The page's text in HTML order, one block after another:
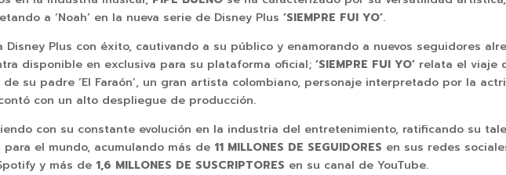
a ‘Noah’ en la nueva serie de Disney Plus‘SIEMPRE FUI YO’.
Plus con éxito, cautivando a su público y enamorando a nuevos seguidores
disponible en exclusiva para su plataforma oficial;‘SIEMPRE FUI YO’ relata el viaje
su padre ‘El Faraón’, un gran artista colombiano, personaje interpretado por la
con un alto despliegue de producción.
con su constante evolución en la industria del entretenimiento, ratificando su
el mundo, acumulando más de 11 MILLONES DE SEGUIDORES en sus redes
y más de 1,6 MILLONES DE SUSCRIPTORES en su canal de YouTube.